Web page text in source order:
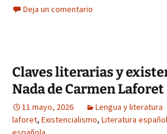
Deja un comentario
Claves literarias y
Nada de Carmen Laforet
11 mayo, 2026 Lengua y literatura
laforet, Existencialismo, Literatura